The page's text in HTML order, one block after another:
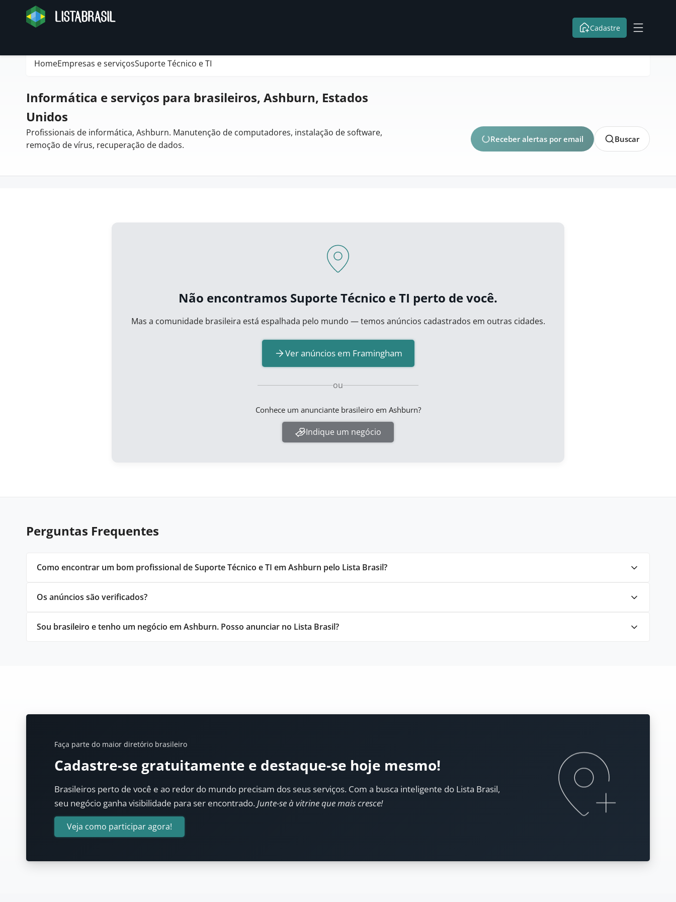
Cadastre
HomeEmpresas e serviçosSuporte Técnico e TI
Informática e serviços para brasileiros, Ashburn, Estados
Unidos
Profissionais de informática, Ashburn. Manutenção de computadores, instalação de software,
remoção de vírus, recuperação de dados.
Receber alertas por email Buscar
Não encontramos Suporte Técnico e TI perto de você.
Mas a comunidade brasileira está espalhada pelo mundo — temos anúncios cadastrados em outras cidades.
Ver anúncios em Framingham
ou
Conhece um anunciante brasileiro em Ashburn?
Indique um negócio
Perguntas Frequentes
Como encontrar um bom profissional de Suporte Técnico e TI em Ashburn pelo Lista Brasil?
Os anúncios são verificados?
Sou brasileiro e tenho um negócio em Ashburn. Posso anunciar no Lista Brasil?
Faça parte do maior diretório brasileiro
Cadastre-se gratuitamente e destaque-se hoje mesmo!
Brasileiros perto de você e ao redor do mundo precisam dos seus serviços. Com a busca inteligente do Lista Brasil,
seu negócio ganha visibilidade para ser encontrado.Junte-se à vitrine que mais cresce!
Veja como participar agora!